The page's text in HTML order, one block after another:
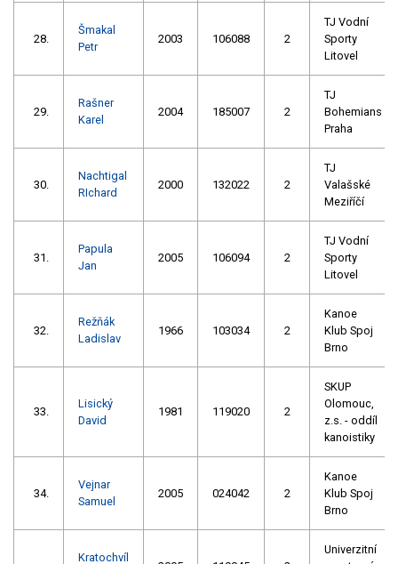
28.
Šmakal
Petr
2003 106088 2
TJ Vodní
Sporty
Litovel
29.
Rašner
Karel
2004 185007 2
TJ
Bohemians
Praha
30.
Nachtigal
RIchard
2000 132022 2
TJ
Valašské
Meziříčí
31.
Papula
Jan
2005 106094 2
TJ Vodní
Sporty
Litovel
32.
Režňák
Ladislav
1966 103034 2
Kanoe
Klub Spoj
Brno
33.
Lisický
David
1981 119020 2
SKUP
Olomouc,
z.s. - oddíl
kanoistiky
34.
Vejnar
Samuel
2005 024042 2
Kanoe
Klub Spoj
Brno
Kratochvíl
Univerzitní